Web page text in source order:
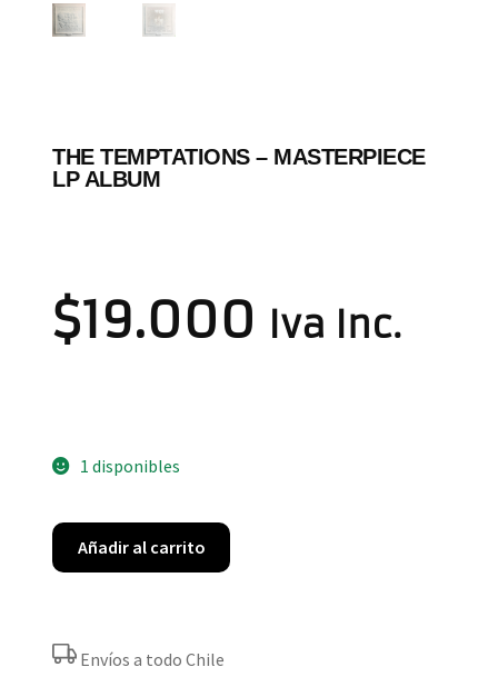
THE TEMPTATIONS – MASTERPIECE
LP ALBUM
$19.000 Iva Inc.
1 disponibles
Añadir al carrito
Envíos a todo Chile